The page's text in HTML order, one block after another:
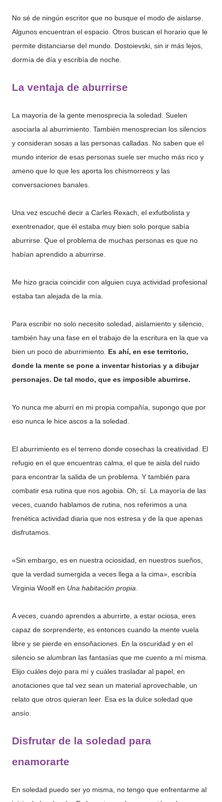
No sé de ningún escritor que no busque el modo de aislarse.
Algunos encuentran el espacio. Otros buscan el horario que le
permite distanciarse del mundo. Dostoievski, sin ir más lejos,
dormía de día y escribía de noche.
La ventaja de aburrirse
La mayoría de la gente menosprecia la soledad. Suelen
asociarla al aburrimiento. También menosprecian los silencios
y consideran sosas a las personas calladas. No saben que el
mundo interior de esas personas suele ser mucho más rico y
ameno que lo que les aporta los chismorreos y las
conversaciones banales.
Una vez escuché decir a Carles Rexach, el exfutbolista y
exentrenador, que él estaba muy bien solo porque sabía
aburrirse. Que el problema de muchas personas es que no
habían aprendido a aburrirse.
Me hizo gracia coincidir con alguien cuya actividad profesional
estaba tan alejada de la mía.
Para escribir no solo necesito soledad, aislamiento y silencio,
también hay una fase en el trabajo de la escritura en la que va
bien un poco de aburrimiento. Es ahí, en ese territorio,
donde la mente se pone a inventar historias y a dibujar
personajes. De tal modo, que es imposible aburrirse.
Yo nunca me aburrí en mi propia compañía, supongo que por
eso nunca le hice ascos a la soledad.
El aburrimiento es el terreno donde cosechas la creatividad. El
refugio en el que encuentras calma, el que te aisla del ruido
para encontrar la salida de un problema. Y también para
combatir esa rutina que nos agobia. Oh, sí. La mayoría de las
veces, cuando hablamos de rutina, nos referimos a una
frenética actividad diaria que nos estresa y de la que apenas
disfrutamos.
«Sin embargo, es en nuestra ociosidad, en nuestros sueños,
que la verdad sumergida a veces llega a la cima», escribía
Virginia Woolf en Una habitación propia
A veces, cuando aprendes a aburrirte, a estar ociosa, eres
capaz de sorprenderte, es entonces cuando la mente vuela
libre y se pierde en ensoñaciones. En la oscuridad y en el
silencio se alumbran las fantasías que me cuento a mí misma.
Elijo cuáles dejo para mí y cuáles trasladar al papel, en
anotaciones que tal vez sean un material aprovechable, un
relato que otros quieran leer. Esa es la dulce soledad que
ansío.
Disfrutar de la soledad para
enamorarte
En soledad puedo ser yo misma, no tengo que enfrentarme al